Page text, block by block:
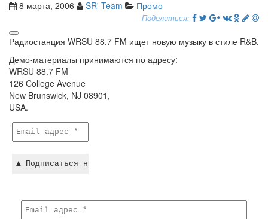
8 марта, 2006 SR' Team Промо
Поделиться:
Радиостанция WRSU 88.7 FM ищет новую музыку в стиле R&B.
Демо-материалы принимаются по адресу:
WRSU 88.7 FM
126 College Avenue
New Brunswick, NJ 08901,
USA.